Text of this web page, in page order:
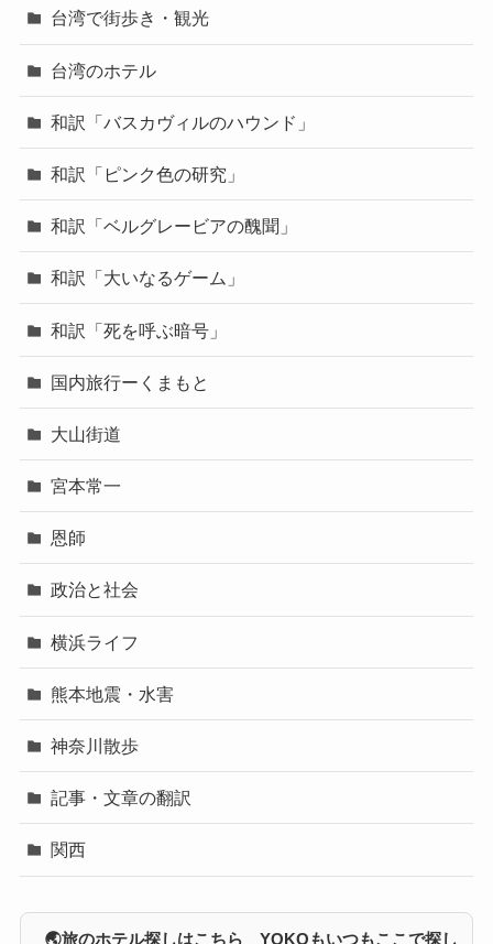
台湾で街歩き・観光
台湾のホテル
和訳「バスカヴィルのハウンド」
和訳「ピンク色の研究」
和訳「ベルグレービアの醜聞」
和訳「大いなるゲーム」
和訳「死を呼ぶ暗号」
国内旅行ーくまもと
大山街道
宮本常一
恩師
政治と社会
横浜ライフ
熊本地震・水害
神奈川散歩
記事・文章の翻訳
関西
🌏旅のホテル探しはこちら YOKOもいつもここで探し